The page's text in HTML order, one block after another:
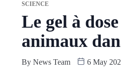
SCIENCE
Le gel à
animaux
By News Team 6 May